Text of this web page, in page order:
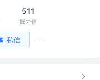
511
掘力值
私信